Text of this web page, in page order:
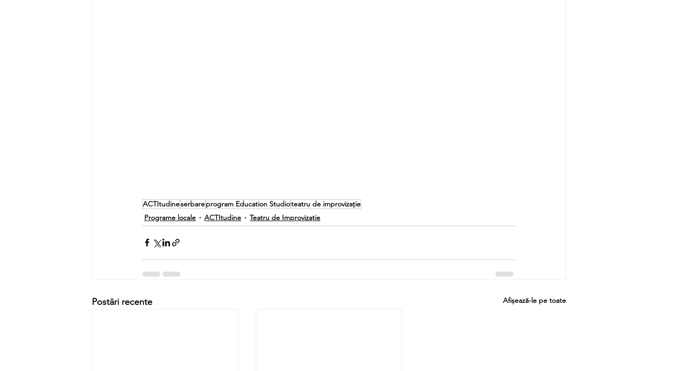
ACTItudineserbareprogram Education Studioteatru de improvizație
Programe locale
ACTItudine Teatru de Improvizație
Postări recente Afișează-le pe toate